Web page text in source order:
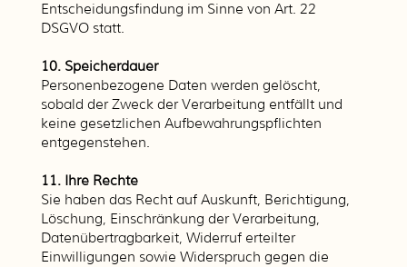
Entscheidungsfindung im Sinne von Art. 22
DSGVO statt.
10. Speicherdauer
Personenbezogene Daten werden gelöscht,
sobald der Zweck der Verarbeitung entfällt und
keine gesetzlichen Aufbewahrungspflichten
entgegenstehen.
11. Ihre Rechte
Sie haben das Recht auf Auskunft, Berichtigung,
Löschung, Einschränkung der Verarbeitung,
Datenübertragbarkeit, Widerruf erteilter
Einwilligungen sowie Widerspruch gegen die